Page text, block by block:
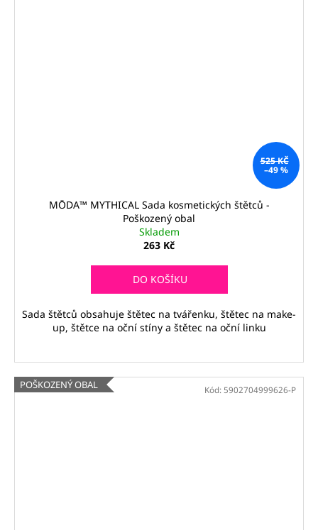
525 KČ
–49 %
MŌDA™ MYTHICAL Sada kosmetických štětců -
Poškozený obal
Skladem
263 Kč
DO KOŠÍKU
Sada štětců obsahuje štětec na tvářenku, štětec na make-
up, štětce na oční stíny a štětec na oční linku
POŠKOZENÝ OBAL Kód: 5902704999626-P